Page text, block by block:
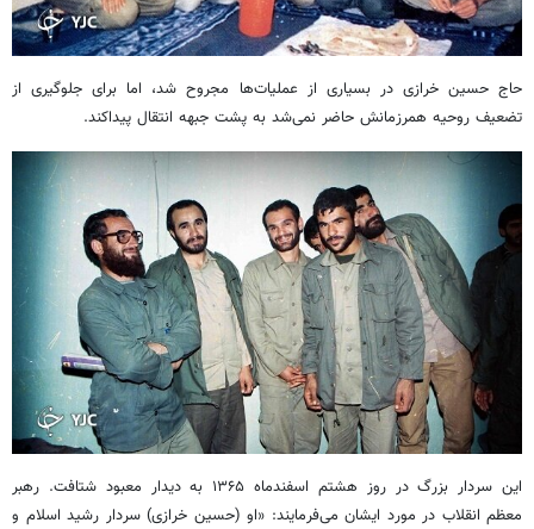
حاج حسین خرازی در بسیاری از عملیات‌ها مجروح شد، اما برای جلوگیری از
تضعیف روحیه همرزمانش حاضر نمی‌شد به پشت جبهه انتقال پیداکند.
این سردار بزرگ در روز هشتم اسفندماه ۱۳۶۵ به دیدار معبود شتافت. رهبر
معظم انقلاب در مورد ایشان می‌فرمایند: «او (حسین خرازی) سردار رشید اسلام و